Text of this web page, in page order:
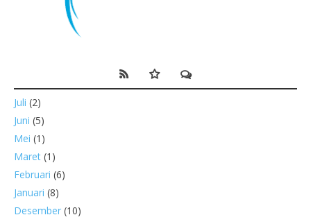
Juli (2)
Juni (5)
Mei (1)
Maret (1)
Februari (6)
Januari (8)
Desember (10)